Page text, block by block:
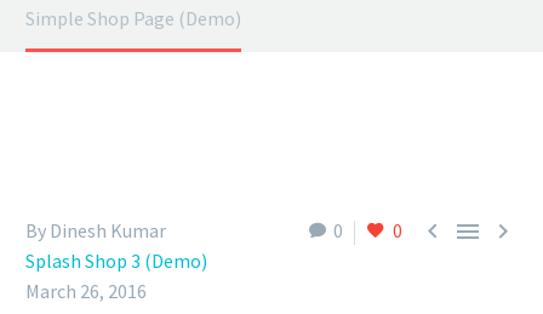
Simple Shop Page (Demo)
0 0   
By Dinesh Kumar
Splash Shop 3 (Demo)
March 26, 2016